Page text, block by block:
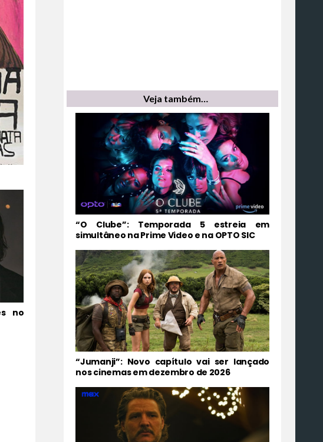
no
Veja também…
“O Clube”: Temporada 5 estreia em
simultâneo na Prime Video e na OPTO SIC
“Jumanji”: Novo capítulo vai ser lançado
nos cinemas em dezembro de 2026